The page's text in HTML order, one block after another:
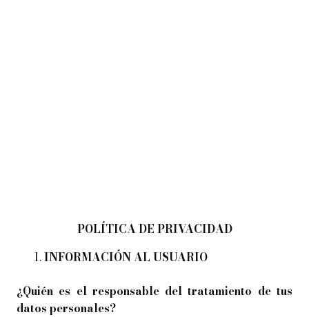
POLÍTICA DE PRIVACIDAD
INFORMACIÓN AL USUARIO
¿Quién es el responsable del tratamiento de tus
datos personales?